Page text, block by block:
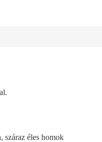
száraz éles homok